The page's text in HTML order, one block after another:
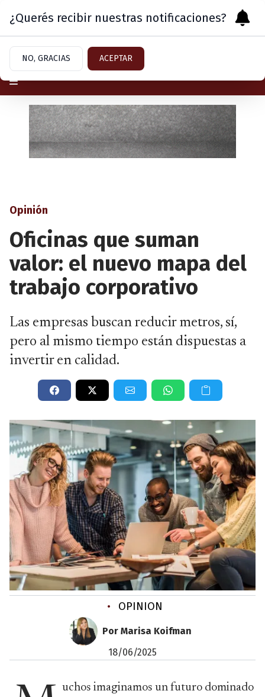
Sábado 8 de Agosto
Opinión
Oficinas que suman
valor: el nuevo mapa del
trabajo corporativo
Las empresas buscan reducir metros, sí,
pero al mismo tiempo están dispuestas a
invertir en calidad.
• OPINION
Por Marisa Koifman
18/06/2025
uchos imaginamos un futuro dominado
¿Querés recibir nuestras notificaciones?
NO, GRACIAS ACEPTAR